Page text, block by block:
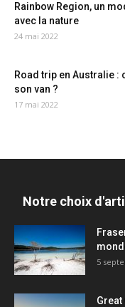
Rainbow Region, un
avec la nature
24 mai 2022
Road trip en Australie :
son van ?
17 mai 2022
Notre choix
5
Great